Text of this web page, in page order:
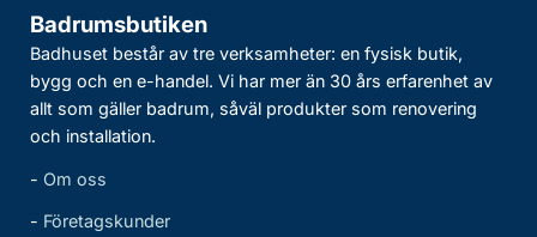
Badrumsbutiken
Badhuset består av tre verksamheter: en fysisk butik,
bygg och en e-handel. Vi har mer än 30 års erfarenhet av
allt som gäller badrum, såväl produkter som renovering
och installation.
- Om oss
- Företagskunder